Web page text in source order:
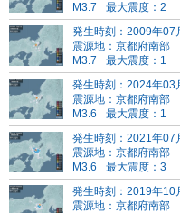
M3.7
最大震度：2
発生時刻：2009年07
震源地：京都府南部
M3.7
最大震度：1
発生時刻：2024年03
震源地：京都府南部
M3.6
最大震度：1
発生時刻：2021年07
震源地：京都府南部
M3.6
最大震度：3
発生時刻：2019年10
震源地：京都府南部